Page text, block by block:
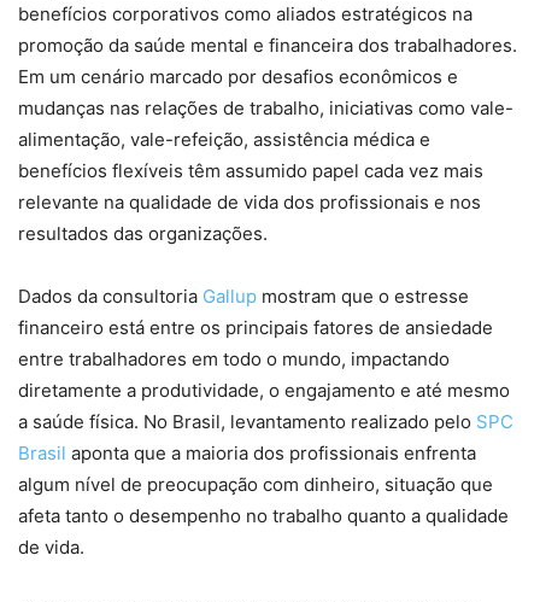
benefícios corporativos como aliados estratégicos na
promoção da saúde mental e financeira dos trabalhadores.
Em um cenário marcado por desafios econômicos e
mudanças nas relações de trabalho, iniciativas como vale-
alimentação, vale-refeição, assistência médica e
benefícios flexíveis têm assumido papel cada vez mais
relevante na qualidade de vida dos profissionais e nos
resultados das organizações.
Dados da consultoria Gallup mostram que o estresse
financeiro está entre os principais fatores de ansiedade
entre trabalhadores em todo o mundo, impactando
diretamente a produtividade, o engajamento e até mesmo
a saúde física. No Brasil, levantamento realizado pelo SPC
Brasil aponta que a maioria dos profissionais enfrenta
algum nível de preocupação com dinheiro, situação que
afeta tanto o desempenho no trabalho quanto a qualidade
de vida.